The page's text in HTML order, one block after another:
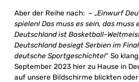
Aber der Reihe nach: – „Einwurf
spielen! Das muss es sein, das muss
Deutschland ist Basketball-
Deutschland besiegt Serbien im
deutsche Sportgeschichte!“ So
September 2023 hier zu Hause in
auf unsere Bildschirme blickten